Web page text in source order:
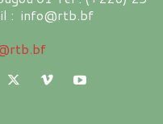
: info@rtb.bf